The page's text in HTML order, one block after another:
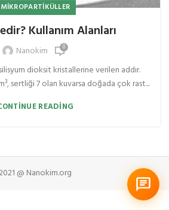
MIKROPARTIKÜLLER
Kullanım Alanları
Nanokim 0
dioksit kristallerine verilen addır.
sertliği 7 olan kuvarsa doğada çok rast...
READING
@ Nanokim.org